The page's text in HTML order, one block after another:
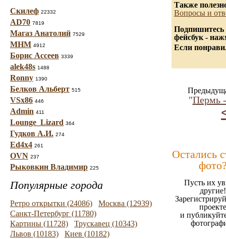
Скилеф 22332
AD70 7819
Магаз Анатолий 7529
МНМ 4912
Борис Ассеев 3339
alek48s 1488
Ronny 1390
Белков Альберт 515
VSx86 446
Admin 411
Lounge_Lizard 364
Гудков А.И. 274
Ed4x4 261
OVN 237
Рыковкин Владимир 225
Популярные города
Ретро открытки (24086)
Москва (12939)
Санкт-Петербург (11780)
Картины (11728)
Трускавец (10343)
Львов (10183)
Киев (10182)
Также
Вопросы и
Подпишитесь
фейсбук -
Если
"Пермь
Остались
Пусть их
другие!
проекте
и